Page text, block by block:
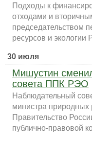
Подходы к
отходами и
председательством
ресурсов и
30 июля
Мишустин
совета ППК РЭО
Наблюдательный
министра природных
Правительство
публично-правовой